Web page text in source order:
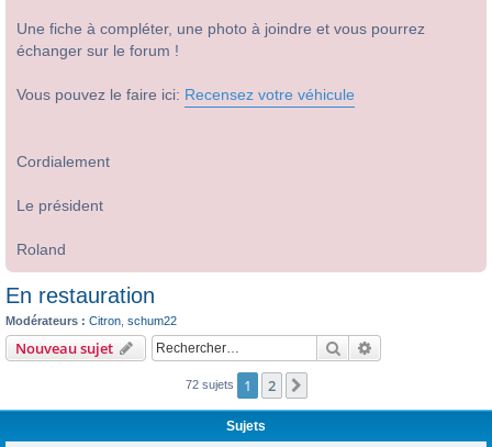
Une fiche à compléter, une photo à joindre et vous pourrez
échanger sur le forum !
Vous pouvez le faire ici: Recensez votre véhicule
Cordialement
Le président
Roland
En restauration
Modérateurs : Citron schum22
Nouveau sujet Rechercher
72 sujets 1 2
Sujets